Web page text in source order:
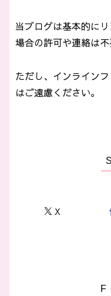
当ブログは基本的に
場合の許可や連絡は不
ただし、インライン
はご遠慮ください。
X